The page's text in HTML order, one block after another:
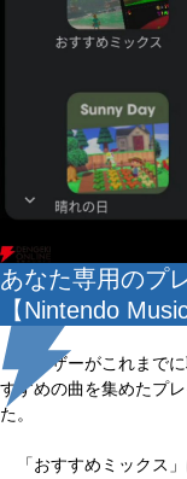
あなた専用のプ
【Nintendo Music
ユーザーがこれまでに
すすめの曲を集めたプ
た。
「おすすめミックス